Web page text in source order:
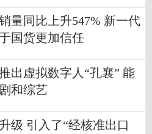
量同比上升547% 新一代
国货更加信任
出虚拟数字人“孔襄” 能
和综艺
级 引入了“经核准出口